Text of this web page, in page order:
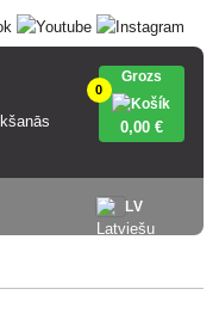
0
Grozs
0,00 €
LV